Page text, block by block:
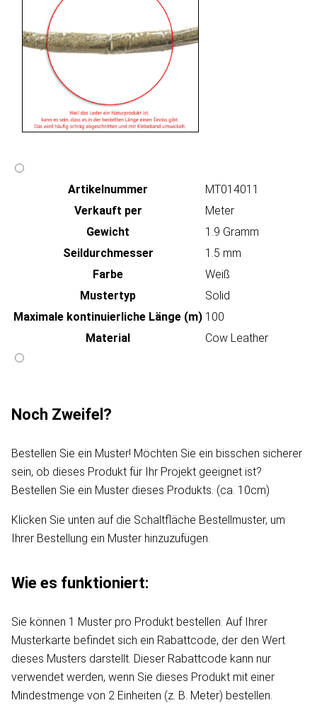
Artikeln‌ummer
MT014011
Verkauft per
Meter
Gewicht
1.9 Gramm
Seildurchmesser
1.5 mm
Farbe
Weiß
Mustertyp
Solid
Maximale kontinuierliche Länge (m) 100
Material
Cow Leather
Noch Zweifel?
Bestellen Sie ein Muster! Möchten Sie ein bisschen sicherer
sein, ob dieses Produkt für Ihr Projekt geeignet ist?
Bestellen Sie ein Muster dieses Produkts. (ca. 10cm)
Klicken Sie unten auf die Schaltfläche Bestellmuster, um
Ihrer Bestellung ein Muster hinzuzufügen.
Wie es funktioniert:
Sie können 1 Muster pro Produkt bestellen. Auf Ihrer
Musterkarte befindet sich ein Rabattcode, der den Wert
dieses Musters darstellt. Dieser Rabattcode kann nur
verwendet werden, wenn Sie dieses Produkt mit einer
Mindestmenge von 2 Einheiten (z. B. Meter) bestellen.